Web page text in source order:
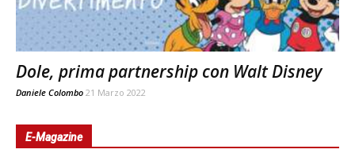
Dole, prima partnership con Walt Disney
Daniele Colombo 21 Marzo 2022
E-Magazine